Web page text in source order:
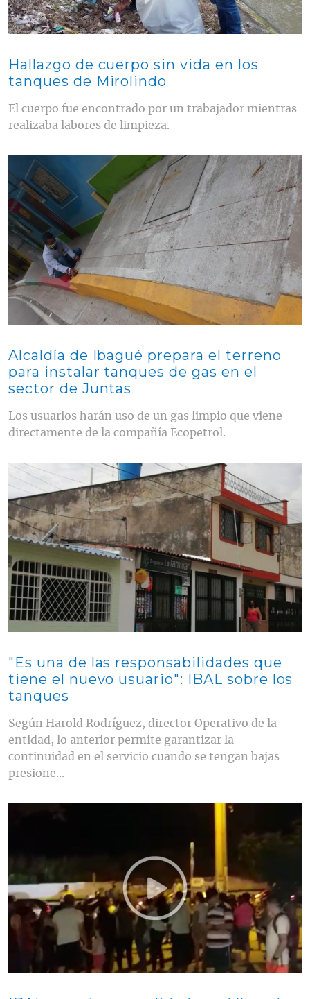
Hallazgo de cuerpo sin vida en los
tanques de Mirolindo
El cuerpo fue encontrado por un trabajador mientras
realizaba labores de limpieza.
Contenido multimedia principal
Alcaldía de Ibagué prepara el terreno
para instalar tanques de gas en el
sector de Juntas
Los usuarios harán uso de un gas limpio que viene
directamente de la compañía Ecopetrol.
Contenido multimedia principal
"Es una de las responsabilidades que
tiene el nuevo usuario": IBAL sobre los
tanques
Según Harold Rodríguez, director Operativo de la
entidad, lo anterior permite garantizar la
continuidad en el servicio cuando se tengan bajas
presione...